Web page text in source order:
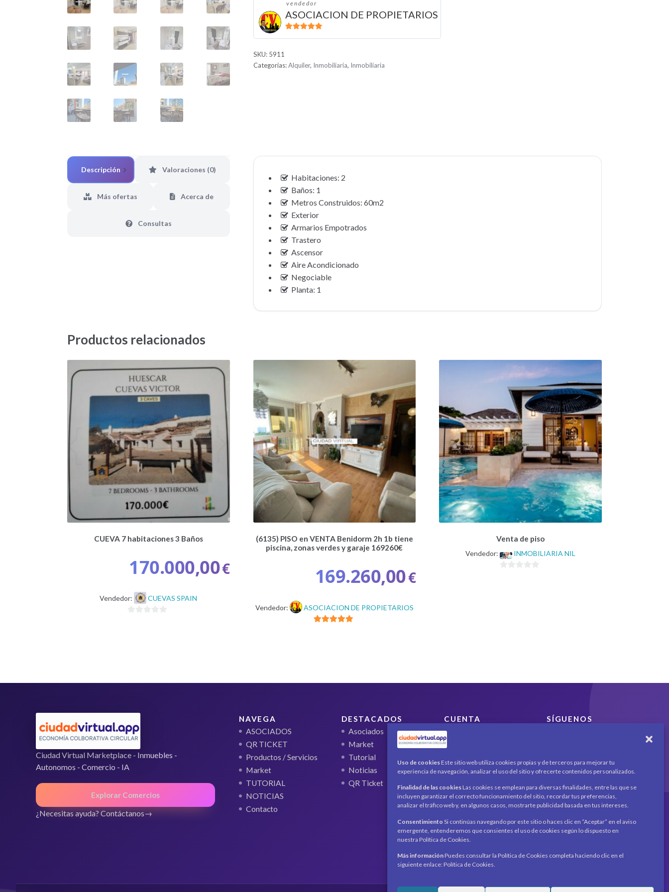
Uso de cookies Este sitio web utiliza cookies propias y de terceros para mejorar tu
experiencia de navegación, analizar el uso del sitio y ofrecerte contenidos personalizados.
Finalidad de las cookies Las cookies se emplean para diversas finalidades, entre las que se
incluyen garantizar el correcto funcionamiento del sitio, recordar tus preferencias,
analizar el tráfico web y, en algunos casos, mostrarte publicidad basada en tus intereses.
Consentimiento Si continúas navegando por este sitio o haces clic en “Aceptar” en el aviso
emergente, entenderemos que consientes el uso de cookies según lo dispuesto en
nuestra Política de Cookies.
Más información Puedes consultar la Política de Cookies completa haciendo clic en el
siguiente enlace: Política de Cookies.
vendedor
ASOCIACION DE PROPIETARIOS
SKU: 5911
Categorías:Alquiler, Inmobiliaria, Inmobiliaria
Descripción Valoraciones (0)
Más ofertas Acerca de
Consultas
Habitaciones: 2
Baños: 1
Metros Construidos: 60m2
Exterior
Armarios Empotrados
Trastero
Ascensor
Aire Acondicionado
Negociable
Planta: 1
Productos relacionados
CUEVA 7 habitaciones 3 Baños
170.000,00€
Vendedor: CUEVAS SPAIN
(6135) PISO en VENTA Benidorm 2h 1b tiene
piscina, zonas verdes y garaje 169260€
169.260,00€
Vendedor: ASOCIACION DE PROPIETARIOS
Venta de piso
Vendedor: INMOBILIARIA NIL
Ciudad Virtual Marketplace - Inmuebles -
Autonomos - Comercio - IA
Explorar Comercios
¿Necesitas ayuda? Contáctanos
NAVEGA
ASOCIADOS
QR TICKET
Productos / Servicios
Market
TUTORIAL
NOTICIAS
Contacto
DESTACADOS
Asociados
Market
Tutorial
Noticias
QR Ticket
CUENTA
Asociados
Noticias
SÍGUENOS
promociones.
Recibe novedades y
promociones en tu
correo.
Suscribirme